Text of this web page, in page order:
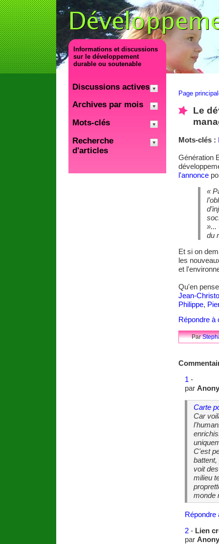
Informations et discussions
sur le développement
durable ou soutenable
Page
Le
Mots-clés :
Génération
l'annonce
«
»...
du
Et si on
les
et
Qu'en
Jean-
Philippe,
Répondre à
Par
1 -
par
Carte
Car
C'est
voit
milieu
monde
Répondre
2- Lien
par
Discussions actives
Archives par mois
Mots-clés
Recherche
d'articles